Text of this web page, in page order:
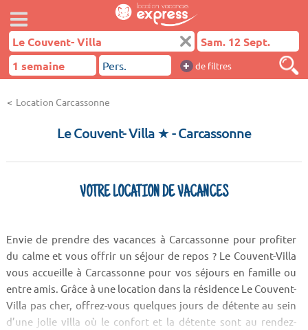
+ de filtres
Location Carcassonne
Le Couvent- Villa ★- Carcassonne
VOTRE LOCATION DE VACANCES
Envie de prendre des vacances à Carcassonne pour profiter
du calme et vous offrir un séjour de repos ? Le Couvent-Villa
vous accueille à Carcassonne pour vos séjours en famille ou
entre amis. Grâce à une location dans la résidence Le Couvent-
Villa pas cher, offrez-vous quelques jours de détente au sein
d’une jolie villa où le confort et la détente sont au rendez-